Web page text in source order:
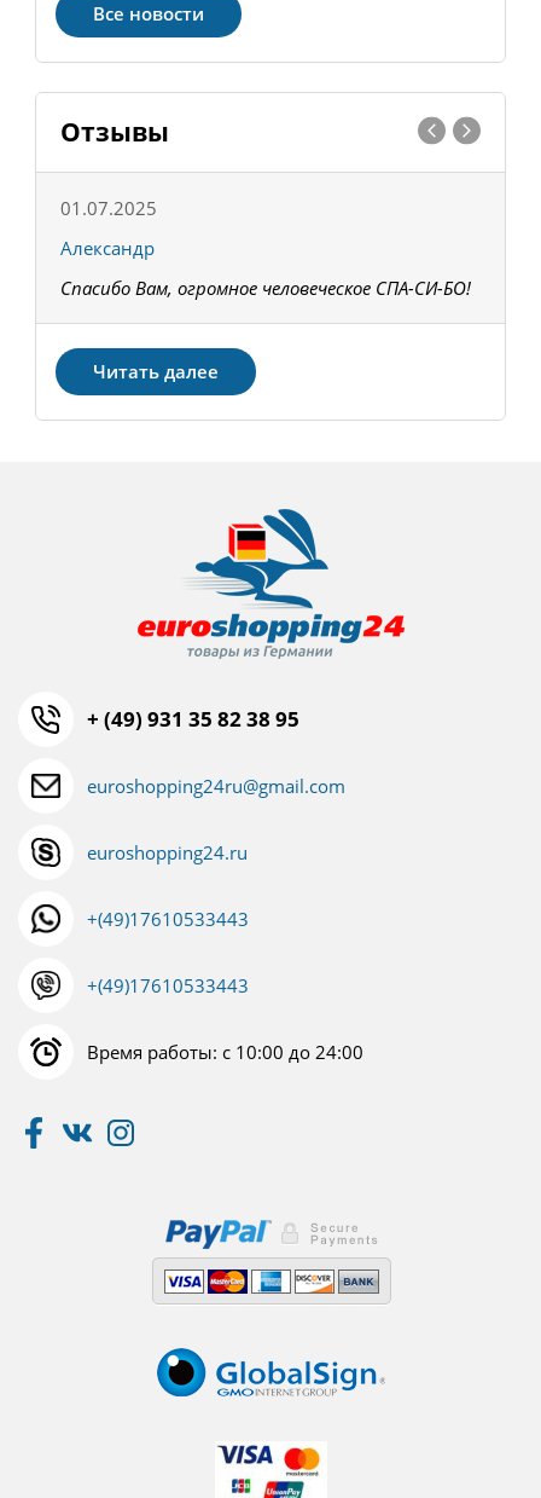
Все новости
Отзывы
01.07.2025
Александр
Спасибо Вам, огромное человеческое СПА-СИ-БО!
Читать далее
+ (49) 931 35 82 38 95
euroshopping24ru@gmail.com
euroshopping24.ru
+(49)17610533443
+(49)17610533443
Время работы: с 10:00 до 24:00